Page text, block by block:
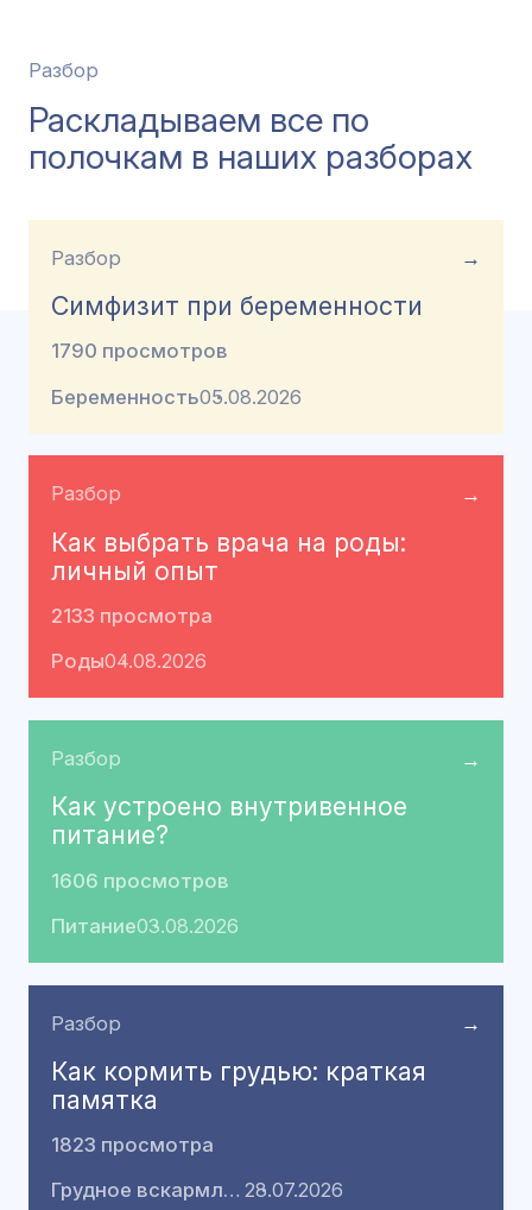
Разбор
Раскладываем все по
полочкам в наших разборах
Разбор →
Симфизит при беременности
1790 просмотров
Беременность05.08.2026
Разбор →
Как выбрать врача на роды:
личный опыт
2133 просмотра
Роды04.08.2026
Разбор →
Как устроено внутривенное
питание?
1606 просмотров
Питание03.08.2026
Разбор →
Как кормить грудью: краткая
памятка
1823 просмотра
Грудное вскармливание 28.07.2026